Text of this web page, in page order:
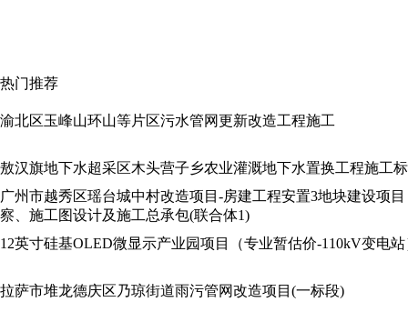
热门推荐
渝北区玉峰山环山等片区污水管网更新改造工程施工
敖汉旗地下水超采区木头营子乡农业灌溉地下水置换工程施工
广州市越秀区瑶台城中村改造项目-房建工程安置3地块建设项
察、施工图设计及施工总承包(联合体1)
12英寸硅基OLED微显示产业园项目（专业暂估价-110kV变电站
拉萨市堆龙德庆区乃琼街道雨污管网改造项目(一标段)